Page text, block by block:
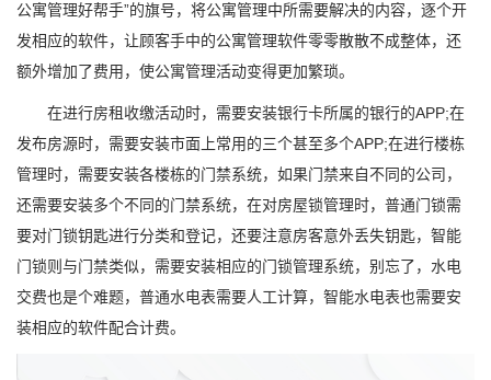
公寓管理好帮手”的旗号，将公寓管理中所需要解决的内容，逐个开
发相应的软件，让顾客手中的公寓管理软件零零散散不成整体，还
额外增加了费用，使公寓管理活动变得更加繁琐。
在进行房租收缴活动时，需要安装银行卡所属的银行的APP;在
发布房源时，需要安装市面上常用的三个甚至多个APP;在进行楼栋
管理时，需要安装各楼栋的门禁系统，如果门禁来自不同的公司，
还需要安装多个不同的门禁系统，在对房屋锁管理时，普通门锁需
要对门锁钥匙进行分类和登记，还要注意房客意外丢失钥匙，智能
门锁则与门禁类似，需要安装相应的门锁管理系统，别忘了，水电
交费也是个难题，普通水电表需要人工计算，智能水电表也需要安
装相应的软件配合计费。